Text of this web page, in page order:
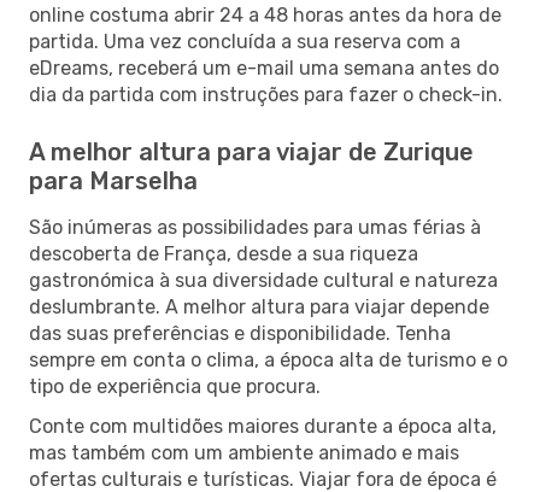
online costuma abrir 24 a 48 horas antes da hora de
partida. Uma vez concluída a sua reserva com a
eDreams, receberá um e-mail uma semana antes do
dia da partida com instruções para fazer o check-in.
A melhor altura para viajar de Zurique
para Marselha
São inúmeras as possibilidades para umas férias à
descoberta de França, desde a sua riqueza
gastronómica à sua diversidade cultural e natureza
deslumbrante. A melhor altura para viajar depende
das suas preferências e disponibilidade. Tenha
sempre em conta o clima, a época alta de turismo e o
tipo de experiência que procura.
Conte com multidões maiores durante a época alta,
mas também com um ambiente animado e mais
ofertas culturais e turísticas. Viajar fora de época é